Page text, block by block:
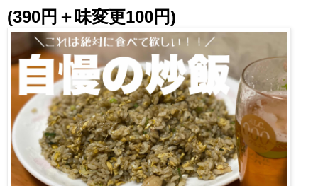
(390円＋味変更100円)